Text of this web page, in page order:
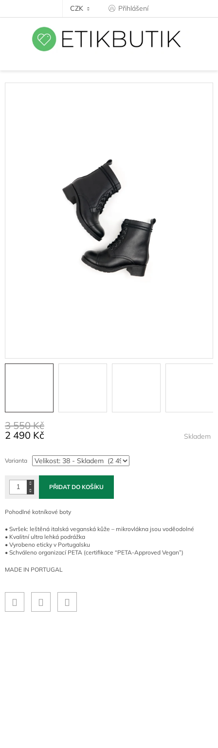
CZK Přihlášení
3 550 Kč
2 490 Kč
cena:
Skladem
Varianta
PŘIDAT DO KOŠÍKU
Pohodlné kotníkové boty
• Svršek: leštěná italská veganská kůže – mikrovlákna jsou voděodolné
• Kvalitní ultra lehká podrážka
• Vyrobeno eticky v Portugalsku
• Schváleno organizací PETA (certifikace “PETA-Approved Vegan”)
MADE IN PORTUGAL